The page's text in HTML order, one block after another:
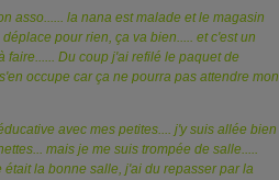
asso...... la nana est malade et le magasin
pour rien, ça va bien..... et c'est un
faire...... Du coup j'ai refilé le paquet de
occupe car ça ne pourra pas attendre mon
avec mes petites.... j'y suis allée bien
mais je me suis trompée de salle.....
la bonne salle, j'ai du repasser par la